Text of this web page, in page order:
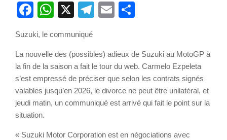
Facebook
WhatsApp
X Telegram
Email
Suzuki, le communiqué
La nouvelle des (possibles) adieux de Suzuki au MotoGP à
la fin de la saison a fait le tour du web. Carmelo Ezpeleta
s’est empressé de préciser que selon les contrats signés
valables jusqu’en 2026, le divorce ne peut être unilatéral, et
jeudi matin, un communiqué est arrivé qui fait le point sur la
situation.
« Suzuki Motor Corporation est en négociations avec